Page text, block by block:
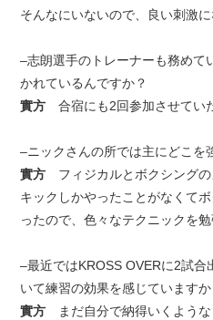
そんなにいないので、良い刺激に
–志朗選手のトレーナーも務めて
かれているんですか？
實方合宿にも2回参加させてい
–ニックさんの所では主にどこを
實方 フィジカルとボクシング
キックしかやったことがなくて
ったので、色々なテクニックを勉
–最近ではKROSS OVERに2試
いて練習の効果を感じていますか
實方 まだ自分で納得いくような